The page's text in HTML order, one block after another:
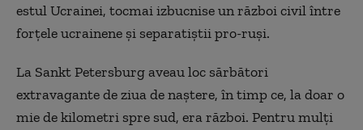
estul Ucrainei, tocmai izbucnise un război civil între
forțele ucrainene și separatiștii pro-ruși.
La Sankt Petersburg aveau loc sărbători
extravagante de ziua de naștere, în timp ce, la doar o
mie de kilometri spre sud, era război. Pentru mulți